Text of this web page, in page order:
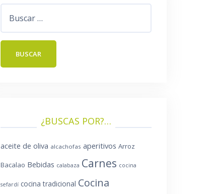
¿BUSCAS POR?…
aceite de oliva alcachofas aperitivos Arroz
Bacalao Bebidas calabaza Carnes cocina
sefardí cocina tradicional Cocina